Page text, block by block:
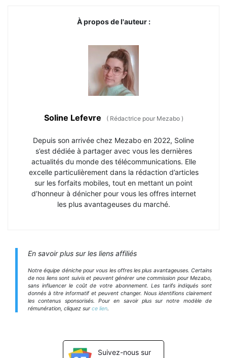
À propos de l'auteur :
Soline Lefevre (Rédactrice pour Mezabo )
Depuis son arrivée chez Mezabo en 2022, Soline
s’est dédiée à partager avec vous les dernières
actualités du monde des télécommunications. Elle
excelle particulièrement dans la rédaction d’articles
sur les forfaits mobiles, tout en mettant un point
d’honneur à dénicher pour vous les offres internet
les plus avantageuses du marché.
En savoir plus sur les liens affiliés
Notre équipe déniche pour vous les offres les plus avantageuses. Certains
de nos liens sont suivis et peuvent générer une commission pour Mezabo,
sans influencer le coût de votre abonnement. Les tarifs indiqués sont
donnés à titre informatif et peuvent changer. Nous identifions clairement
les contenus sponsorisés. Pour en savoir plus sur notre modèle de
rémunération, cliquez sur ce lien.
Suivez-nous sur